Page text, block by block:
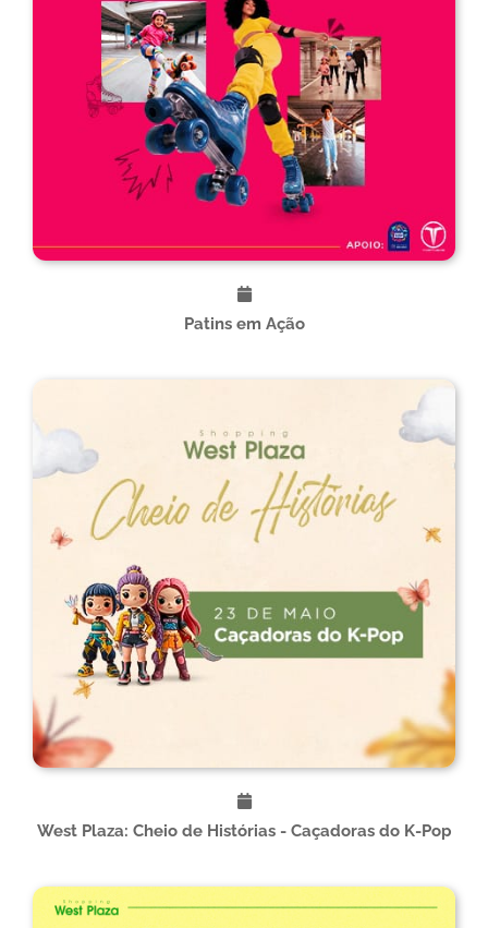
Patins em Ação
West Plaza: Cheio de Histórias - Caçadoras do K-Pop